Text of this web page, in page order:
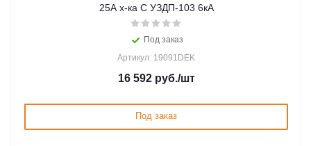
25A х-ка C УЗДП-103 6кА
Под заказ
Артикул: 19091DEK
16 592руб./шт
Под заказ